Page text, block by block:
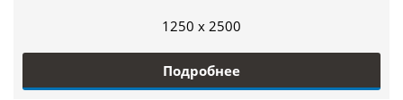
1250 x 2500
Подробнее